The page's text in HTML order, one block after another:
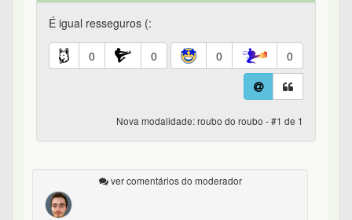
É igual resseguros (:
0 0 0 0
Nova modalidade: roubo do roubo - #1 de 1
ver comentários do moderador